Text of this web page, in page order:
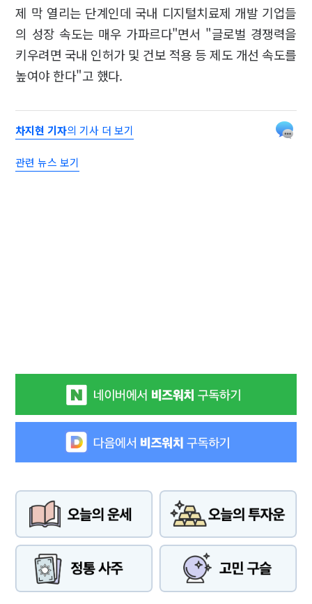
제 막 열리는 단계인데 국내 디지털치료제 개발 기업들
의 성장 속도는 매우 가파르다"면서 "글로벌 경쟁력을
키우려면 국내 인허가 및 건보 적용 등 제도 개선 속도를
높여야 한다"고 했다.
차지현 기자의 기사 더 보기
관련 뉴스 보기